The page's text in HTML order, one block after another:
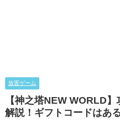
放置ゲーム
【神之塔NEW WORLD
解説！ギフトコードはあ